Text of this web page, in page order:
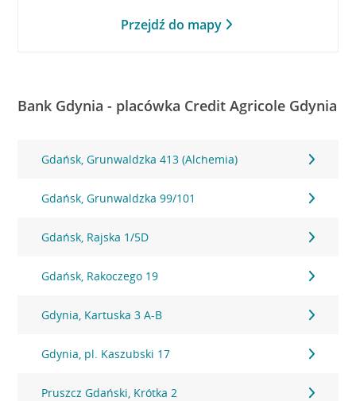
Przejdź do mapy
Bank Gdynia - placówka Credit Agricole Gdynia
Gdańsk, Grunwaldzka 413 (Alchemia)
Gdańsk, Grunwaldzka 99/101
Gdańsk, Rajska 1/5D
Gdańsk, Rakoczego 19
Gdynia, Kartuska 3 A-B
Gdynia, pl. Kaszubski 17
Pruszcz Gdański, Krótka 2